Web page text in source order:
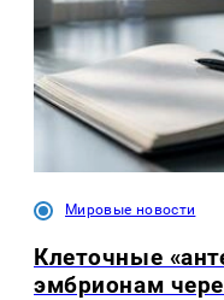
Мировые новости
Клеточные
эмбрионам